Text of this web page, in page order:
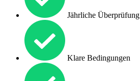
Jährliche Überprüfung
Klare Bedingungen